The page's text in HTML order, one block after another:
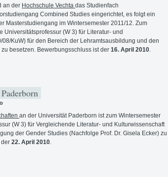
an der Hochschule Vechta das Studienfach
Combined Studies eingerichtet, es folgt ein
Masterstudiengang im Wintersemester 2011/12. Zum
Universitätsprofessur (W 3) für Literatur- und
KuW) für den Bereich der Lehramtsausbildung und den
besetzen. Bewerbungsschluss ist der 16. April 2010.
an der Universität Paderborn ist zum Wintersemester
(W 3) für Vergleichende Literatur- und Kulturwissenschaft
der Gender Studies (Nachfolge Prof. Dr. Gisela Ecker) zu
der 22. April 2010.